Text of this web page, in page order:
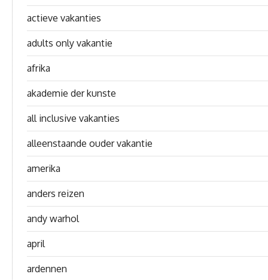
actieve vakanties
adults only vakantie
afrika
akademie der kunste
all inclusive vakanties
alleenstaande ouder vakantie
amerika
anders reizen
andy warhol
april
ardennen